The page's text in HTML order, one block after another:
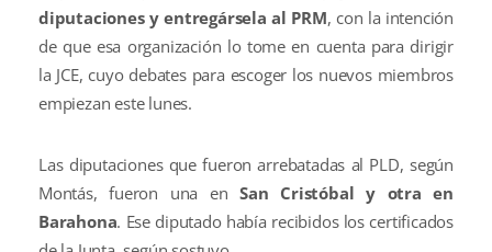
diputaciones y entregársela al PRM, con la intención
de que esa organización lo tome en cuenta para dirigir
la JCE, cuyo debates para escoger los nuevos miembros
empiezan este lunes.
Las diputaciones que fueron arrebatadas al PLD, según
Montás, fueron una enSan Cristóbal y otra en
Barahona. Ese diputado había recibidos los certificados